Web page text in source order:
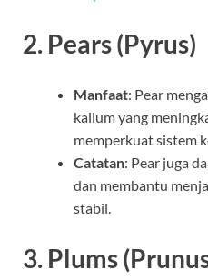
2. Pears (Pyrus)
Manfaat: Pear
kalium yang
memperkuat sistem
Catatan: Pear juga
dan membantu
stabil.
3. Plums